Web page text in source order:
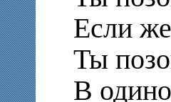
Если
Ты
В